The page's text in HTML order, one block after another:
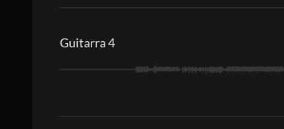
Guitarra 4